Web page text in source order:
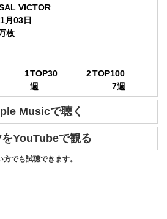
VICTOR
月03日
枚
1TOP30
2
週
TOP100
7週
Musicで聴く
YouTubeで観る
でも試聴できます。